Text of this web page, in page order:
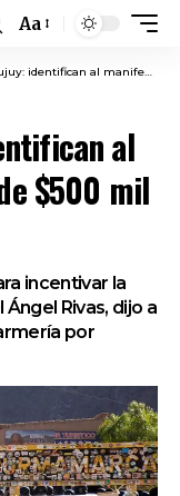
Font
Resizer
Aa
manifestante con más de $500 mil en un bolso
al
$500 mil
incentivar la
Rivas, dijo a
por